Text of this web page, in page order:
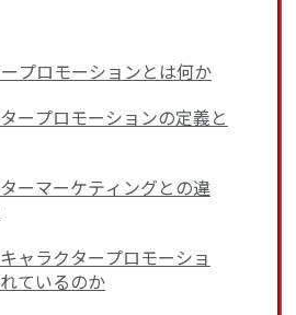
プロモーションとは何か
ープロモーションの定義と
ーマーケティングとの違
ャラクタープロモーショ
ているのか